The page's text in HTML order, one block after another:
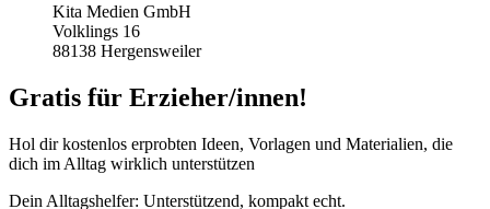
Kita Medien GmbH
Volklings 16
88138 Hergensweiler
Gratis für Erzieher/innen!
Hol dir kostenlos erprobten Ideen, Vorlagen und Materialien, die
dich im Alltag wirklich unterstützen
Dein Alltagshelfer: Unterstützend, kompakt echt.